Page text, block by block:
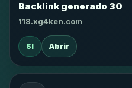
Backlink generado 30
118.xg4ken.com
SI Abrir